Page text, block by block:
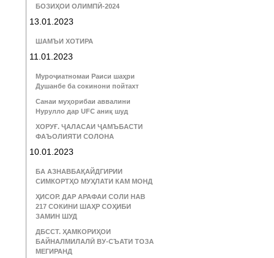
БОЗИҲОИ ОЛИМПӢ-2024
13.01.2023
ШАМЪИ ХОТИРА
11.01.2023
Муроҷиатномаи Раиси шаҳри
Душанбе ба сокинони пойтахт
Санаи муҳорибаи аввалини
Нурулло дар UFC аниқ шуд
ХОРУҒ. ҶАЛАСАИ ҶАМЪБАСТИ
ФАЪОЛИЯТИ СОЛОНА
10.01.2023
БА АЗНАВБАҚАЙДГИРИИ
СИМКОРТҲО МУҲЛАТИ КАМ МОНД
ҲИСОР. ДАР АРАФАИ СОЛИ НАВ
217 СОКИНИ ШАҲР СОҲИБИ
ЗАМИН ШУД
ДБССТ. ҲАМКОРИҲОИ
БАЙНАЛМИЛАЛӢ ВУ-СЪАТИ ТОЗА
МЕГИРАНД